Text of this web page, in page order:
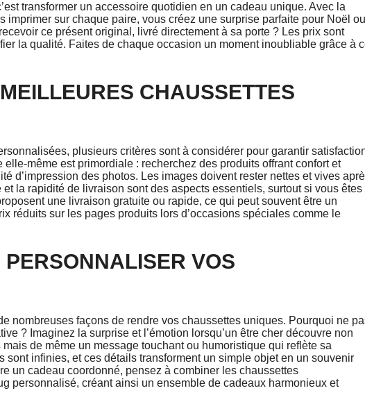
transformer un accessoire quotidien en un cadeau unique. Avec la
sur chaque paire, vous créez une surprise parfaite pour Noël ou
ce présent original, livré directement à sa porte ? Les prix sont
la qualité. Faites de chaque occasion un moment inoubliable grâce à
CHAUSSETTES
plusieurs critères sont à considérer pour garantir
même est primordiale : recherchez des produits offrant confort et
d’impression des photos. Les images doivent rester nettes et vives
la rapidité de livraison sont des aspects essentiels, surtout si vous êtes
une livraison gratuite ou rapide, ce qui peut souvent être un
réduits sur les pages produits lors d’occasions spéciales comme le
VOS
nombreuses façons de rendre vos chaussettes uniques. Pourquoi ne
? Imaginez la surprise et l’émotion lorsqu’un être cher découvre non
de même un message touchant ou humoristique qui reflète sa
infinies, et ces détails transforment un simple objet en un souvenir
un cadeau coordonné, pensez à combiner les chaussettes
personnalisé, créant ainsi un ensemble de cadeaux harmonieux et